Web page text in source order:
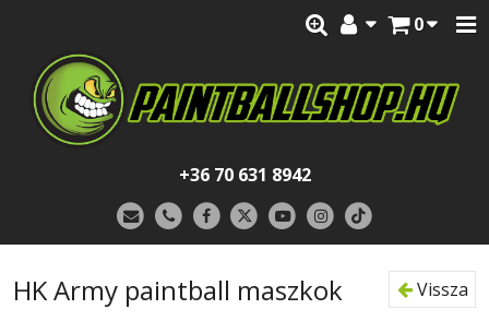
0
+36 70 631 8942
Vissza
HK Army paintball maszkok